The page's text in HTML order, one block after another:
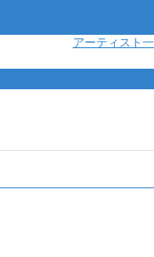
アーティスト